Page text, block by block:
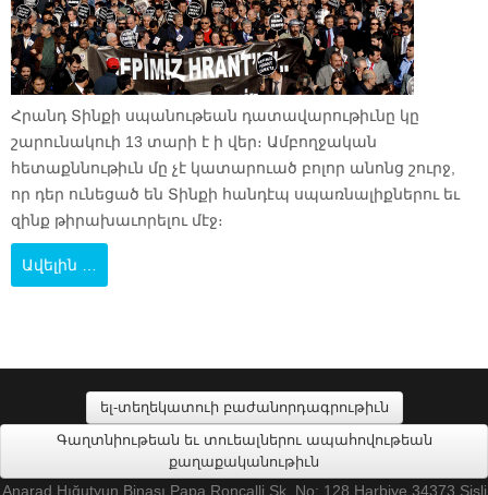
Հրանդ Տինքի սպանութեան դատավարութիւնը կը
շարունակուի 13 տարի է ի վեր։ Ամբողջական
հետաքննութիւն մը չէ կատարուած բոլոր անոնց շուրջ,
որ դեր ունեցած են Տինքի հանդէպ սպառնալիքներու եւ
զինք թիրախաւորելու մէջ։
Ավելին …
ել-տեղեկատուի բաժանորդագրութիւն
Գաղտնիութեան եւ տուեալներու ապահովութեան
քաղաքականութիւն
Anarad Hığutyun Binası Papa Roncalli Sk. No: 128 Harbiye 34373 Şişli